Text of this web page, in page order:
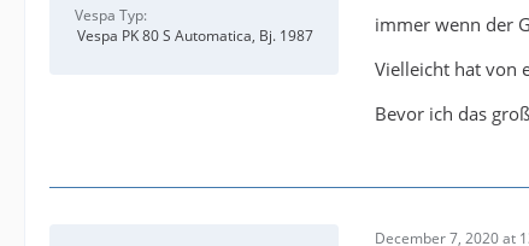
Vespa Typ
Vespa PK 80 S Automatica, Bj. 1987
immer wenn der
Vielleicht hat von
Bevor ich das
December 7, 2020 at